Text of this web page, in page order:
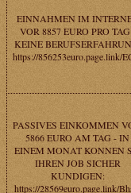
EINNAHMEN IM
VOR 8857 EURO PRO
KEINE
https://856253euro.page.link/
PASSIVES EINKOMMEN
5866 EURO AM TAG - IN
EINEM MONAT KONNEN
IHREN JOB SICHER
KUNDIGEN:
https://28569euro.page.link/